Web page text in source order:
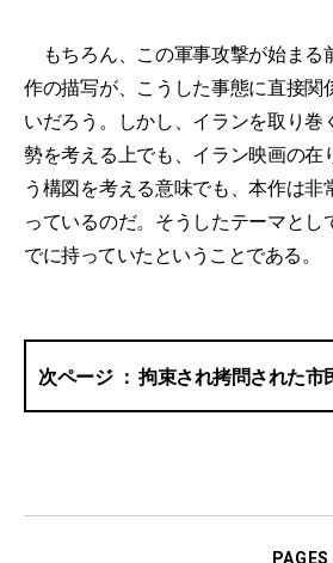
もちろん、この軍事攻撃が始まる
作の描写が、こうした事態に直接関
いだろう。しかし、イランを取り巻
勢を考える上でも、イラン映画の在
う構図を考える意味でも、本作は非
っているのだ。そうしたテーマとし
でに持っていたということである。
拘束され拷問された市
PAGES